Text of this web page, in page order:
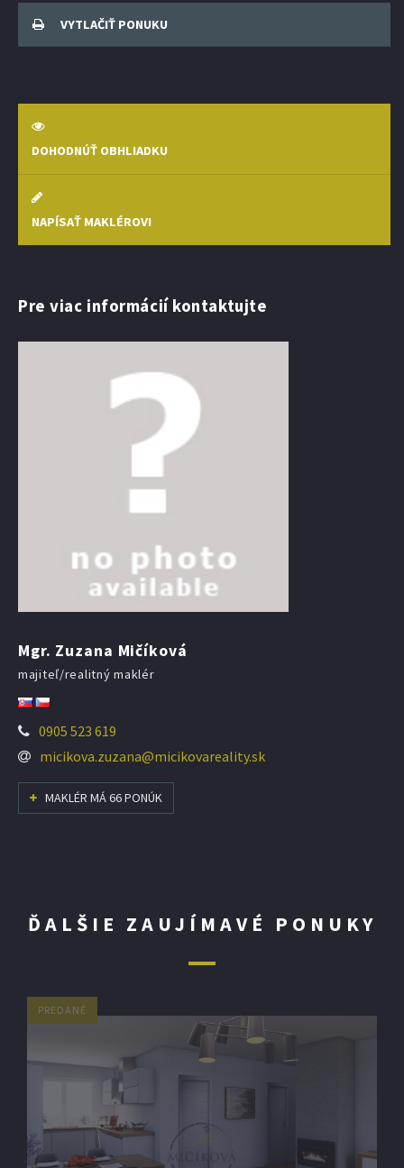
VYTLAČIŤ PONUKU
DOHODNÚŤ OBHLIADKU
NAPÍSAŤ MAKLÉROVI
Pre viac informácií kontaktujte
Mgr. Zuzana Mičíková
majiteľ/realitný maklér
0905 523 619
micikova.zuzana@micikovareality.sk
MAKLÉR MÁ 66 PONÚK
ĎALŠIE ZAUJÍMAVÉ PONUKY
PREDANÉ